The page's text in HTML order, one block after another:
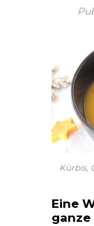
Kürbis,
Eine
ganze